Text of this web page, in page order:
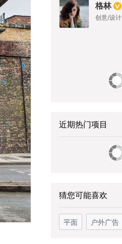
格林
创意/设计
近期热门项目
猜您可能喜欢
平面 户外广告